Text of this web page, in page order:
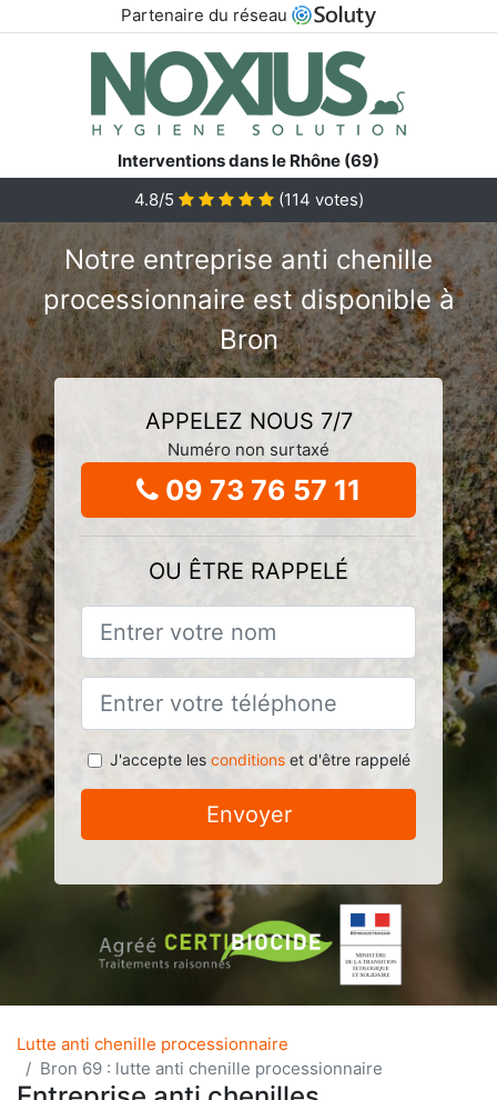
Partenaire du réseau
Interventions dans le Rhône (69)
4.8/5
(114 votes)
Notre entreprise anti chenille
processionnaire est disponible à
Bron
APPELEZ NOUS 7/7
Numéro non surtaxé
09 73 76 57 11
OU ÊTRE RAPPELÉ
J'accepte les conditionset d'être rappelé
Envoyer
Lutte anti chenille processionnaire
Bron 69 : lutte anti chenille processionnaire